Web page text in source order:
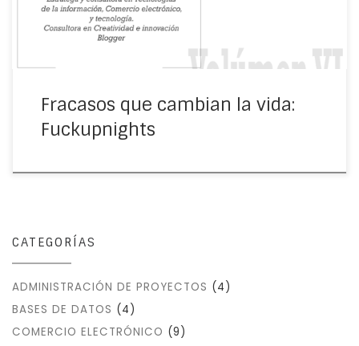
Fracasos que cambian la vida:
Fuckupnights
CATEGORÍAS
ADMINISTRACIÓN DE PROYECTOS (4)
BASES DE DATOS (4)
COMERCIO ELECTRÓNICO (9)